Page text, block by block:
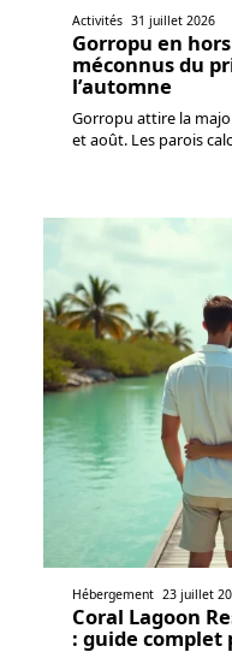
Activités 31 juillet 2026
Gorropu en
méconnus du
l’automne
Gorropu attire la
et août. Les parois
Hébergement 23 juillet
Coral Lagoon
: guide complet